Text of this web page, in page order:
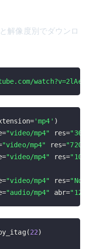
解像度別でダウンロ
='mp4' )
="video/mp4" res=
"video/mp4" res=
="video/mp4" res=
="video/mp4" res=
="audio/mp4" abr=
(22)